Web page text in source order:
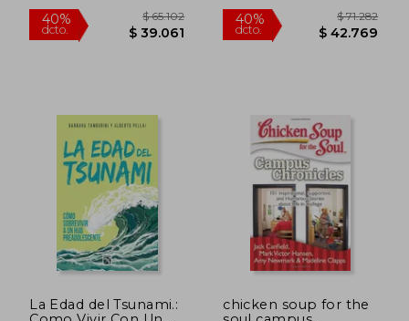
40%
dcto.
$ 84.296
$ 50.578
4%
dcto.
La Edad del Tsunami.:
chicken soup for the